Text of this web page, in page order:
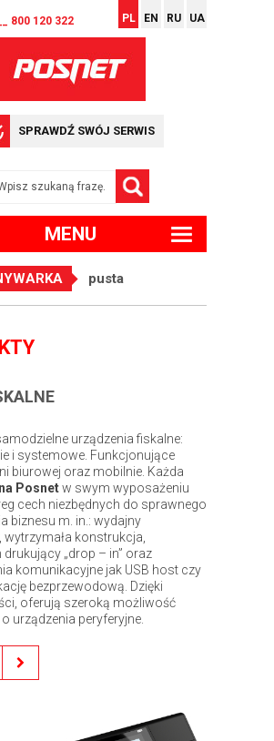
800 120 322 PL EN RU UA
SPRAWDŹ SWÓJ SERWIS
MENU
pusta
urządzenia fiskalne:
i systemowe. Funkcjonujące
biurowej oraz mobilnie. Każda
Posnetw swym wyposażeniu
cech niezbędnych do sprawnego
biznesu m. in.: wydajny
wytrzymała konstrukcja,
„drop – in” oraz
komunikacyjne jak USB host czy
bezprzewodową. Dzięki
oferują szeroką możliwość
urządzenia peryferyjne.